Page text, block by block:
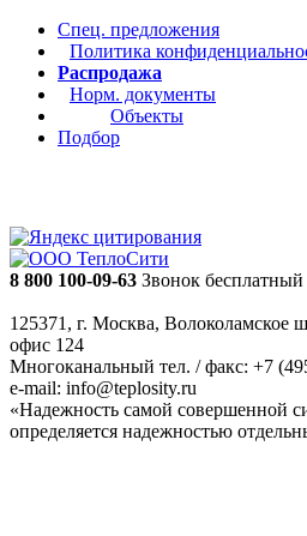
Спец. предложения
Политика
Распродажа
Норм. документы
Объекты
Подбор
8 800 100-09-63 Звонок бесплатный
125371, г. Москва, Волоколамское
офис 124
Многоканальный тел. / факс: +7
e-mail: info@teplosity.ru
«Надежность самой совершенной
определяется надежностью